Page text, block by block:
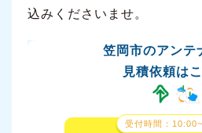
込みくださいませ。
笠岡市のアンテ
見積依頼は
受付時間：